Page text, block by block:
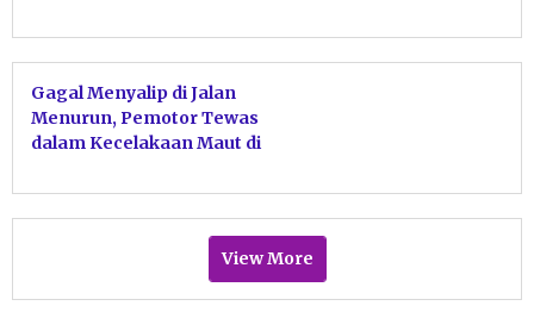
Gagal Menyalip di Jalan
Menurun, Pemotor Tewas
dalam Kecelakaan Maut di
View More